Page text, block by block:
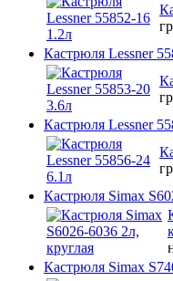
Кастрюля Lessner
Кастрюля Lessner
Кастрюля Simax
Кастрюля Simax